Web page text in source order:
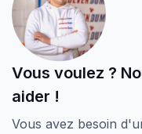
Vous voulez ?
aider !
Vous avez besoin